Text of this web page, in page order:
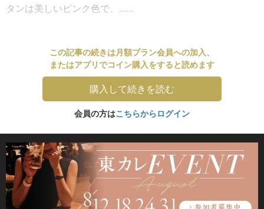
タンは美しいピンク色で、......
この記事の続きは月額プラン会員への加入、
またはアプリでコイン購入をすると読めます
購入して続きを読む
会員の方はこちらからログイン